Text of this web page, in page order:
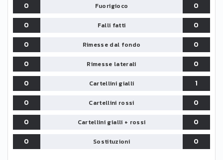
0
Fuorigioco
0
0
Falli fatti
0
0
Rimesse dal fondo
0
0
Rimesse laterali
0
0
Cartellini gialli
1
0
Cartellini rossi
0
0
Cartellini gialli + rossi
0
0
Sostituzioni 0